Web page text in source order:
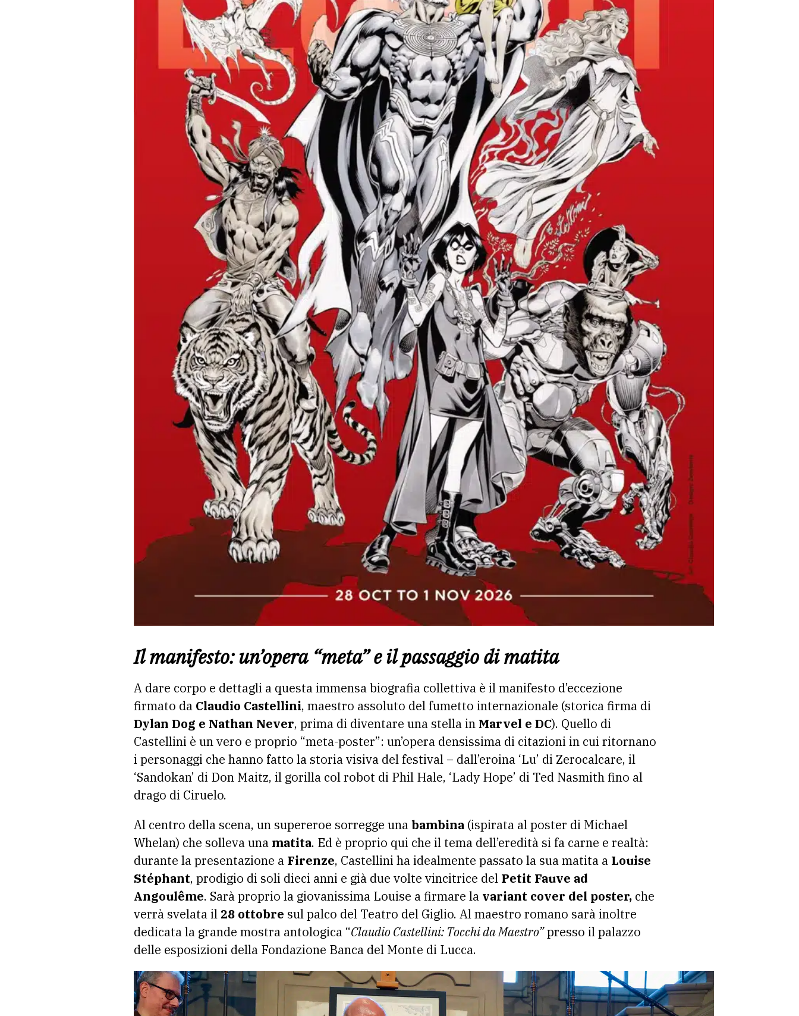
Il manifesto: un’opera “meta” e il passaggio di matita
A dare corpo e dettagli a questa immensa biografia collettiva è il manifesto d’eccezione
firmato da Claudio Castellini, maestro assoluto del fumetto internazionale (storica firma di
Dylan Dog e Nathan Never, prima di diventare una stella in Marvel e DC). Quello di
Castellini è un vero e proprio “meta-poster”: un’opera densissima di citazioni in cui ritornano
i personaggi che hanno fatto la storia visiva del festival – dall’eroina ‘Lu’ di Zerocalcare, il
‘Sandokan’ di Don Maitz, il gorilla col robot di Phil Hale, ‘Lady Hope’ di Ted Nasmith fino al
drago di Ciruelo.
Al centro della scena, un supereroe sorregge unabambina (ispirata al poster di Michael
Whelan) che solleva una matita. Ed è proprio qui che il tema dell’eredità si fa carne e realtà:
durante la presentazione a Firenze, Castellini ha idealmente passato la sua matita a Louise
Stéphant, prodigio di soli dieci anni e già due volte vincitrice del Petit Fauve ad
Angoulême. Sarà proprio la giovanissima Louise a firmare la variant cover del poster, che
verrà svelata il 28 ottobre sul palco del Teatro del Giglio. Al maestro romano sarà inoltre
dedicata la grande mostra antologica “Claudio Castellini: Tocchi da Maestro”presso il palazzo
delle esposizioni della Fondazione Banca del Monte di Lucca.